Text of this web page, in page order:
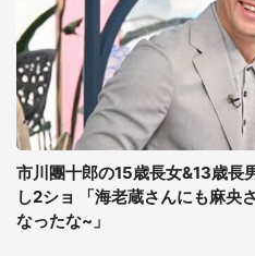
市川團十郎の15歳長女&13歳長
し2ショ 「海老蔵さんにも麻央
なったな~」